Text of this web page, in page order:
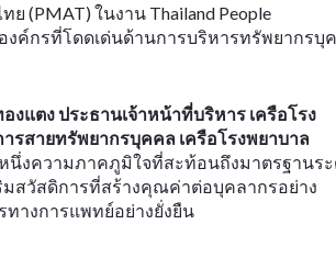
(PMAT) ในงาน Thailand People
องค์กรที่โดดเด่นด้านการบริหารทรัพยากรบุ
องแตง ประธานเจ้าหน้าที่บริหาร เครือโรง
รสายทรัพยากรบุคคล เครือโรงพยาบาล
นึ่งความภาคภูมิใจที่สะท้อนถึงมาตรฐานร
สวัสดิการที่สร้างคุณค่าต่อบุคลากรอย่าง
างการแพทย์อย่างยั่งยืน